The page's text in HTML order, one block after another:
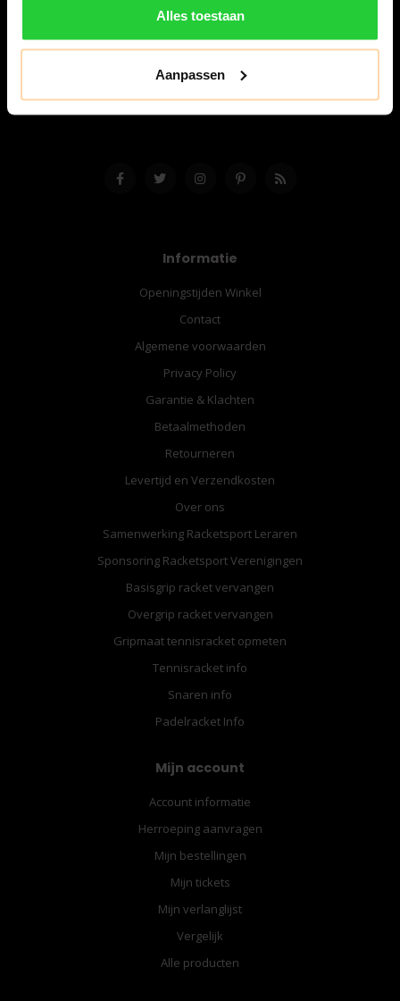
Alles toestaan
Aanpassen
8224 AA Lelystad
06-57276080
info@bespanracket.nl
Informatie
Openingstijden Winkel
Contact
Algemene voorwaarden
Privacy Policy
Garantie & Klachten
Betaalmethoden
Retourneren
Levertijd en Verzendkosten
Over ons
Samenwerking Racketsport Leraren
Sponsoring Racketsport Verenigingen
Basisgrip racket vervangen
Overgrip racket vervangen
Gripmaat tennisracket opmeten
Tennisracket info
Snaren info
Padelracket Info
Mijn account
Account informatie
Herroeping aanvragen
Mijn bestellingen
Mijn tickets
Mijn verlanglijst
Vergelijk
Alle producten